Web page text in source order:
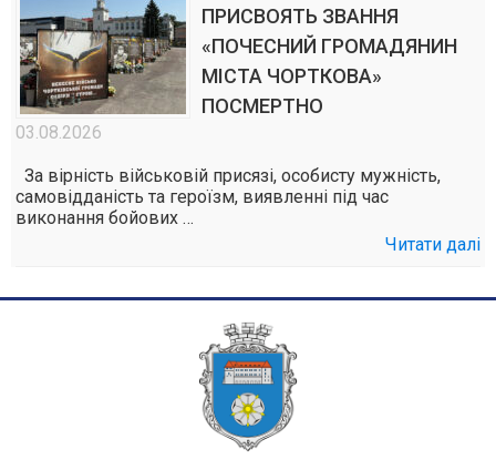
ПРИСВОЯТЬ ЗВАННЯ
«ПОЧЕСНИЙ ГРОМАДЯНИН
МІСТА ЧОРТКОВА»
ПОСМЕРТНО
03.08.2026
За вірність військовій присязі, особисту мужність,
самовідданість та героїзм, виявленні під час
виконання бойових …
Читати далі